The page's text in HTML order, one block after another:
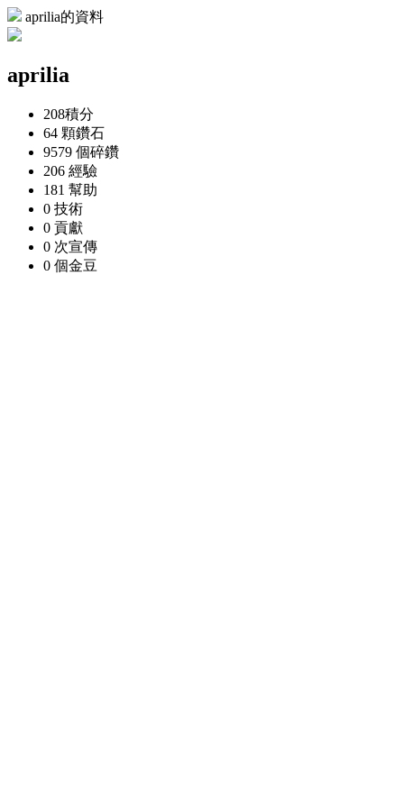
aprilia的資料
aprilia
208積分
64 顆鑽石
9579 個碎鑽
206 經驗
181 幫助
0 技術
0 貢獻
0 次宣傳
0 個金豆